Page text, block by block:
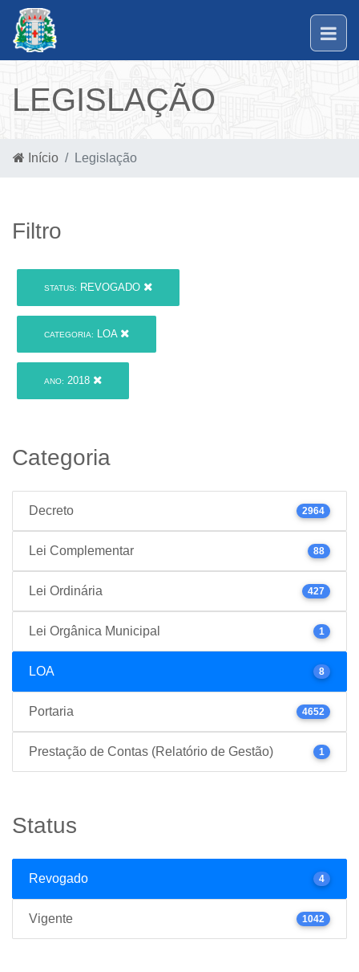
LEGISLAÇÃO
Início Legislação
Filtro
STATUS: REVOGADO
CATEGORIA: LOA
ANO: 2018
Categoria
Decreto 2964
Lei Complementar 88
Lei Ordinária 427
Lei Orgânica Municipal 1
LOA 8
Portaria 4652
Prestação de Contas (Relatório de Gestão) 1
Status
Revogado 4
Vigente 1042